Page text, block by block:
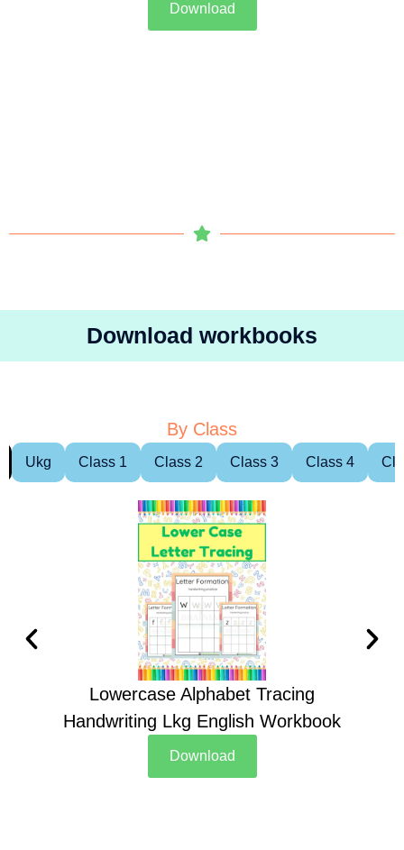
Download
Download workbooks
By Class
Ukg Class 1 Class 2 Class 3 Class 4
Lowercase Alphabet Tracing
Handwriting Lkg English Workbook
Download